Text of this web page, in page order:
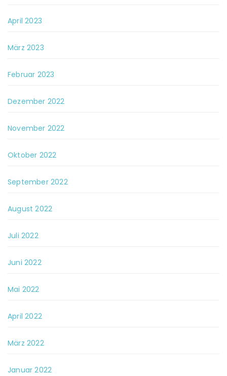
April 2023
März 2023
Februar 2023
Dezember 2022
November 2022
Oktober 2022
September 2022
August 2022
Juli 2022
Juni 2022
Mai 2022
April 2022
März 2022
Januar 2022